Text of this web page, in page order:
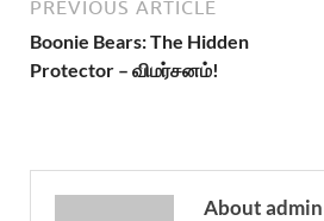
PREVIOUS ARTICLE
Boonie Bears: The Hidden
Protector – விமர்சனம்!
About admin